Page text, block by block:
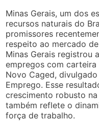
Minas Gerais, um dos
recursos naturais do
promissores
respeito ao mercado
Minas Gerais registrou
empregos com
Novo Caged,
Emprego. Esse
crescimento robusto
também reflete o
força de trabalho.